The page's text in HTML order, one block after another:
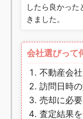
したら良かっ
きました。
会社選びって
不動産会
訪問日時
売却に必
査定結果